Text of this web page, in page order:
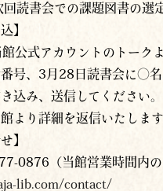
回読書会での課題図書の選
】
館公式アカウントのトーク
号、3月28日読書会に〇
込み、送信してください。
より詳細を返信いたします
】
0876（当館営業時間内の
lib.com/contact/